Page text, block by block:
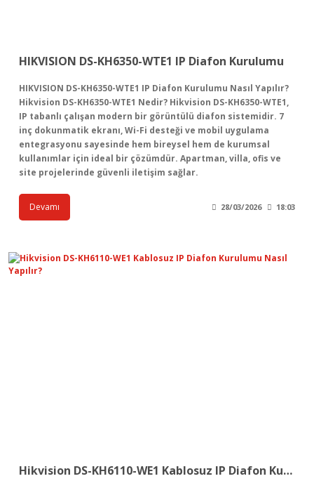
HIKVISION DS-KH6350-WTE1 IP Diafon Kurulumu
HIKVISION DS-KH6350-WTE1 IP Diafon Kurulumu Nasıl Yapılır?
Hikvision DS-KH6350-WTE1 Nedir? Hikvision DS-KH6350-WTE1,
IP tabanlı çalışan modern bir görüntülü diafon sistemidir. 7
inç dokunmatik ekranı, Wi-Fi desteği ve mobil uygulama
entegrasyonu sayesinde hem bireysel hem de kurumsal
kullanımlar için ideal bir çözümdür. Apartman, villa, ofis ve
site projelerinde güvenli iletişim sağlar.
Devamı 28/03/2026 18:03
Hikvision DS-KH6110-WE1 Kablosuz IP Diafon Kurulumu Nasıl Yapılır?